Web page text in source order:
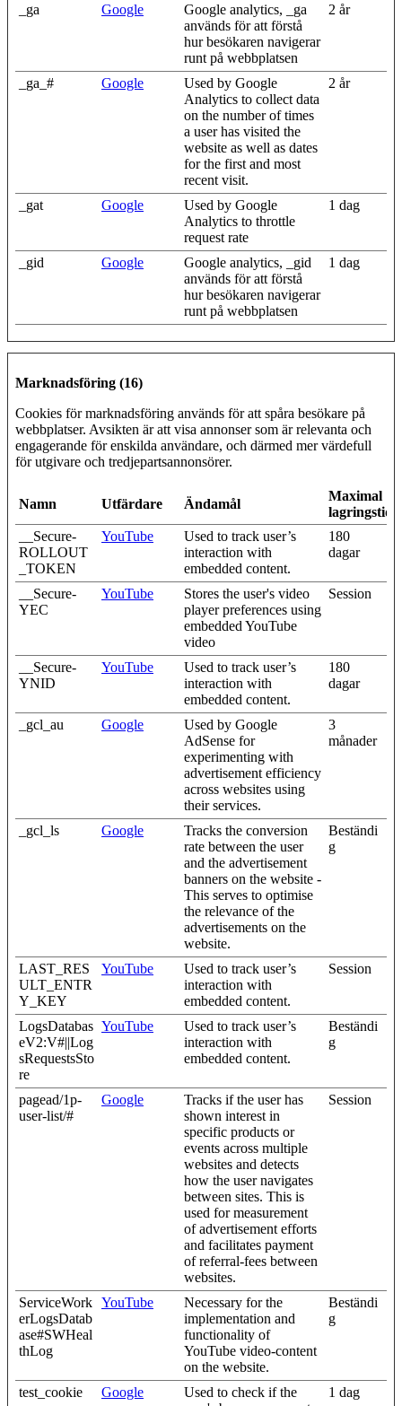
_ga Google
Google analytics, _ga
används för att förstå
hur besökaren navigerar
runt på webbplatsen
2 år
_ga_# Google
Used by Google
Analytics to collect data
on the number of times
a user has visited the
website as well as dates
for the first and most
recent visit.
2 år
_gat Google
Used by Google
Analytics to throttle
request rate
1 dag
_gid Google
Google analytics, _gid
används för att förstå
hur besökaren navigerar
runt på webbplatsen
1 dag
Marknadsföring (16)
Cookies för marknadsföring används för att spåra besökare på
webbplatser. Avsikten är att visa annonser som är relevanta och
engagerande för enskilda användare, och därmed mer värdefull
för utgivare och tredjepartsannonsörer.
Namn Utfärdare Ändamål
Maximal
lagringstid
__Secure-
ROLLOUT
_TOKEN
YouTube
Used to track user’s
interaction with
embedded content.
180
dagar
__Secure-
YEC
YouTube
Stores the user's video
player preferences using
embedded YouTube
video
Session
__Secure-
YNID
YouTube
Used to track user’s
interaction with
embedded content.
180
dagar
_gcl_au Google
Used by Google
AdSense for
experimenting with
advertisement efficiency
across websites using
their services.
3
månader
_gcl_ls Google
Tracks the conversion
rate between the user
and the advertisement
banners on the website -
This serves to optimise
the relevance of the
advertisements on the
website.
Beständi
g
LAST_RES
ULT_ENTR
Y_KEY
YouTube
Used to track user’s
interaction with
embedded content.
Session
LogsDatabas
eV2:V#||Log
sRequestsSto
re
YouTube
Used to track user’s
interaction with
embedded content.
Beständi
g
pagead/1p-
user-list/#
Google
Tracks if the user has
shown interest in
specific products or
events across multiple
websites and detects
how the user navigates
between sites. This is
used for measurement
of advertisement efforts
and facilitates payment
of referral-fees between
websites.
Session
ServiceWork
erLogsDatab
ase#SWHeal
thLog
YouTube
Necessary for the
implementation and
functionality of
YouTube video-content
on the website.
Beständi
g
test_cookie Google
Used to check if the
1 dag